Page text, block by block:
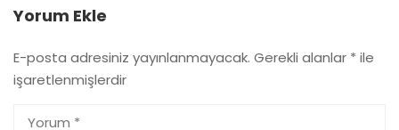
Yorum Ekle
E-posta adresiniz yayınlanmayacak. Gerekli alanlar * ile
işaretlenmişlerdir